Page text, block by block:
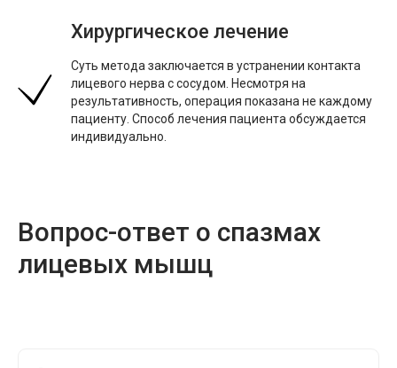
Хирургическое лечение
Суть метода заключается в устранении контакта
лицевого нерва с сосудом. Несмотря на
результативность, операция показана не каждому
пациенту. Способ лечения пациента обсуждается
индивидуально.
Вопрос-ответ о спазмах
лицевых мышц
Услуги
Цены
Страховые
Неврология
Оториноларингология (ЛОР)
Онкология
Информация